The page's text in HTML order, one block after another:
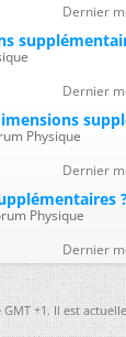
Dernier
Dernier
Physique
Dernier
Physique
Dernier
GMT +1. Il est